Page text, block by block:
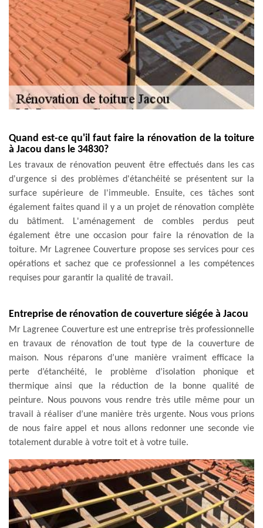
Quand est-ce qu'il faut faire la rénovation de la toiture
à Jacou dans le 34830?
Les travaux de rénovation peuvent être effectués dans les cas
d'urgence si des problèmes d'étanchéité se présentent sur la
surface supérieure de l'immeuble. Ensuite, ces tâches sont
également faites quand il y a un projet de rénovation complète
du bâtiment. L'aménagement de combles perdus peut
également être une occasion pour faire la rénovation de la
toiture. Mr Lagrenee Couverture propose ses services pour ces
opérations et sachez que ce professionnel a les compétences
requises pour garantir la qualité de travail.
Entreprise de rénovation de couverture siégée à Jacou
Mr Lagrenee Couverture est une entreprise très professionnelle
en travaux de rénovation de tout type de la couverture de
maison. Nous réparons d’une manière vraiment efficace la
perte d’étanchéité, le problème d’isolation phonique et
thermique ainsi que la réduction de la bonne qualité de
peinture. Nous pouvons vous rendre très utile même pour un
travail à réaliser d’une manière très urgente. Nous vous prions
de nous faire appel et nous allons redonner une seconde vie
totalement durable à votre toit et à votre tuile.